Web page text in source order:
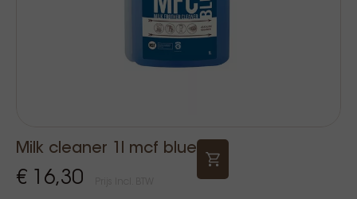
Milk cleaner 1l mcf blue
€ 16,30